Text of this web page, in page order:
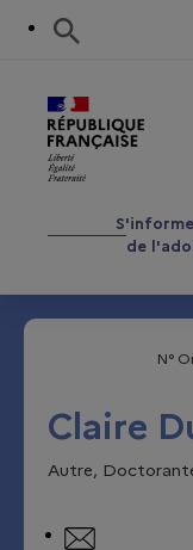
de
N°
Claire
Autre,